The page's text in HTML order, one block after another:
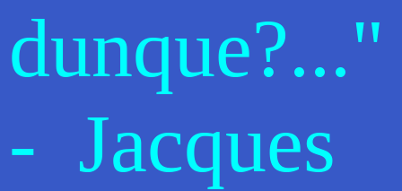
dunque?..."
- Jacques